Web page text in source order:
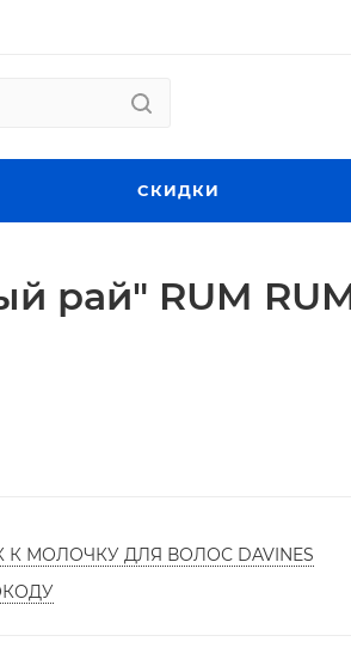
СКИДКИ
рай" RUM
МОЛОЧКУ ДЛЯ ВОЛОС DAVINES